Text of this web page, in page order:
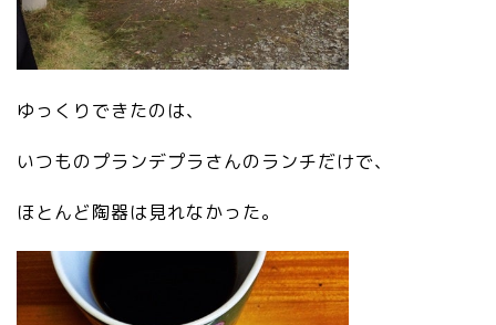
ゆっくりできたのは、
いつものプランデプラさんのランチだけで、
ほとんど陶器は見れなかった。